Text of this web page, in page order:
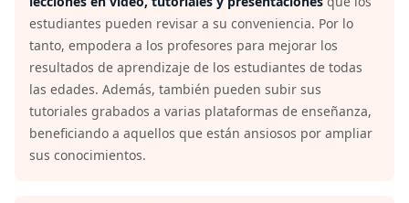
estudiantes pueden revisar a su conveniencia. Por lo
tanto, empodera a los profesores para mejorar los
resultados de aprendizaje de los estudiantes de todas
las edades. Además, también pueden subir sus
tutoriales grabados a varias plataformas de enseñanza,
beneficiando a aquellos que están ansiosos por ampliar
sus conocimientos.